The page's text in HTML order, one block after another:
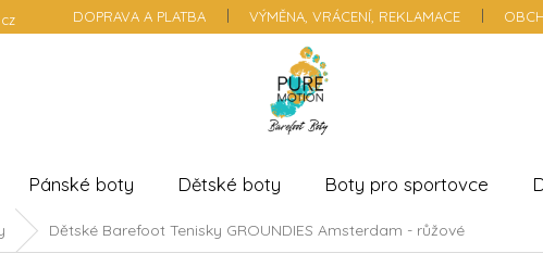
DOPRAVA A PLATBA VÝMĚNA, VRÁCENÍ, REKLAMACE
Pánské boty Dětské boty Boty pro sportovce
Dětské Barefoot Tenisky GROUNDIES Amsterdam - růžové